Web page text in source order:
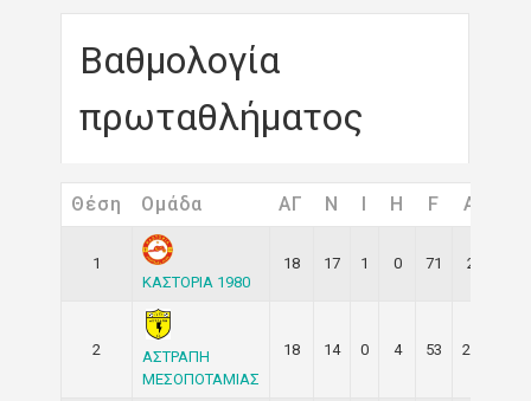
Βαθμολογία
πρωταθλήματος
Θέση Ομάδα ΑΓ Ν I H F A
1
ΚΑΣΤΟΡΙΑ 1980
18 17 1 0 71 2
2
ΑΣΤΡΑΠΗ
ΜΕΣΟΠΟΤΑΜΙΑΣ
18 14 0 4 53 20